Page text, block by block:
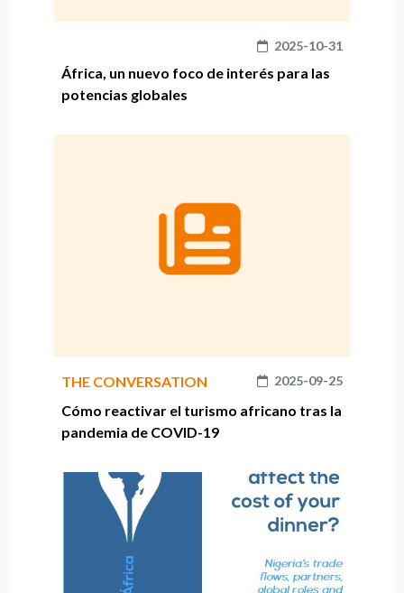
2025-10-31
África, un nuevo foco de interés para las
potencias globales
THE CONVERSATION 2025-09-25
Cómo reactivar el turismo africano tras la
pandemia de COVID-19